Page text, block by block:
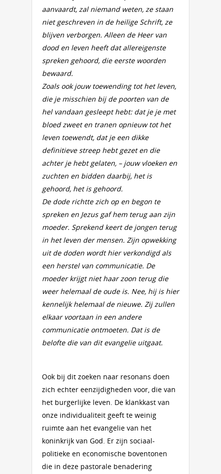
aanvaardt, zal niemand weten, ze staan
niet geschreven in de heilige Schrift, ze
blijven verborgen. Alleen de Heer van
dood en leven heeft dat allereigenste
spreken gehoord, die eerste woorden
bewaard.
Zoals ook jouw toewending tot het leven,
die je misschien bij de poorten van de
hel vandaan gesleept hebt: dat je je met
bloed zweet en tranen opnieuw tot het
leven toewendt, dat je een dikke
definitieve streep hebt gezet en die
achter je hebt gelaten, – jouw vloeken en
zuchten en bidden daarbij, het is
gehoord, het is gehoord.
De dode richtte zich op en begon te
spreken en Jezus gaf hem terug aan zijn
moeder. Sprekend keert de jongen terug
in het leven der mensen. Zijn opwekking
uit de doden wordt hier verkondigd als
een herstel van communicatie. De
moeder krijgt niet haar zoon terug die
weer helemaal de oude is. Nee, hij is hier
kennelijk helemaal de nieuwe. Zij zullen
elkaar voortaan in een andere
communicatie ontmoeten. Dat is de
belofte die van dit evangelie uitgaat.
Ook bij dit zoeken naar resonans doen
zich echter eenzijdigheden voor, die van
het burgerlijke leven. De klankkast van
onze individualiteit geeft te weinig
ruimte aan het evangelie van het
koninkrijk van God. Er zijn sociaal-
politieke en economische boventonen
die in deze pastorale benadering